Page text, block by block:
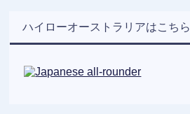
ハイローオーストラリアはこちら